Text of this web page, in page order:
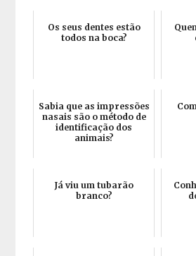
Os seus dentes estão
todos na boca?
Sabia que as impressões
nasais são o método de
identificação dos
animais?
Já viu um tubarão
branco?